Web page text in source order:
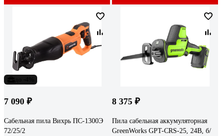
7 090 ₽
Сабельная пила Вихрь ПС-1300Э
72/25/2
8 375 ₽
Пила сабельная аккумуляторная
GreenWorks GPT-CRS-25, 24В, б/